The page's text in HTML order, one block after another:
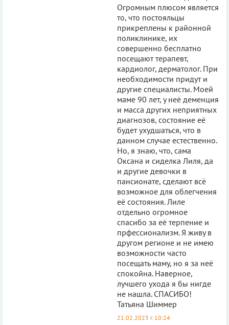
Огромным плюсом является
то, что постояльцы
прикреплены к районной
поликлинике, их
совершенно бесплатно
посещают терапевт,
кардиолог, дерматолог. При
необходимости придут и
другие специалисты. Моей
маме 90 лет, у неё деменция
и масса других неприятных
диагнозов, состояние её
будет ухудшаться, что в
данном случае естественно.
Но, я знаю, что, сама
Оксана и сиделка Лиля, да
и другие девочки в
пансионате, сделают всё
возможное для облегчения
её состояния. Лиле
отдельно огромное
спасибо за её терпение и
прфессионализм. Я живу в
другом регионе и не имею
возможности часто
посещать маму, но я за неё
спокойна. Наверное,
лучшего ухода я бы нигде
не нашла. СПАСИБО!
Татьяна Шиммер
21.02.2023 г. 10:24